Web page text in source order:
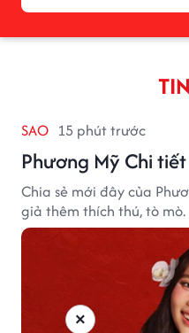
SAO 15 phút trước
Phương Mỹ Chi
Chia sẻ mới đây của
giả thêm thích thú, tò mò.
×